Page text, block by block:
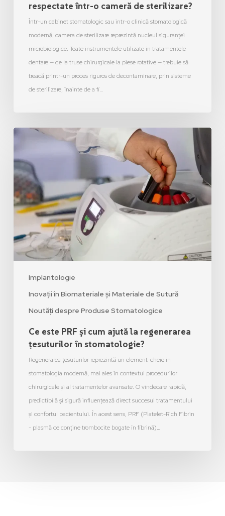
respectate într-o cameră de sterilizare?
Într-un cabinet stomatologic sau într-o clinică stomatologică
modernă, camera de sterilizare reprezintă nucleul siguranței
microbiologice. Toate instrumentele utilizate în tratamentele
dentare — de la truse chirurgicale la piese rotative — trebuie să
treacă printr-un proces riguros de decontaminare, prin sisteme
de sterilizare, înainte de a fi…
Implantologie
Inovații în Biomateriale și Materiale de Sutură
Noutăți despre Produse Stomatologice
Ce este PRF și cum ajută la regenerarea
țesuturilor în stomatologie?
Regenerarea țesuturilor reprezintă un element-cheie în
stomatologia modernă, mai ales în contextul procedurilor
chirurgicale și al tratamentelor avansate. O vindecare rapidă,
predictibilă și sigură influențează direct succesul tratamentului
și confortul pacientului. În acest sens, PRF (Platelet-Rich Fibrin
- plasmă ce conține trombocite bogate în fibrină)…